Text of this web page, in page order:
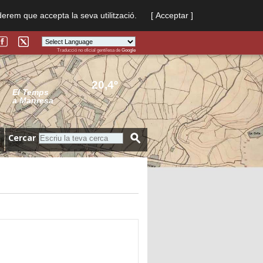
que accepta la seva utilització. [ Acceptar ]
Powered by
Translate
Traducció no oficial gentilesa de Google
El Temps
a Manresa
20,4º
Cercar